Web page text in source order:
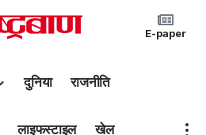
E-paper
दुनिया राजनीति
लाइफस्टाइल खेल